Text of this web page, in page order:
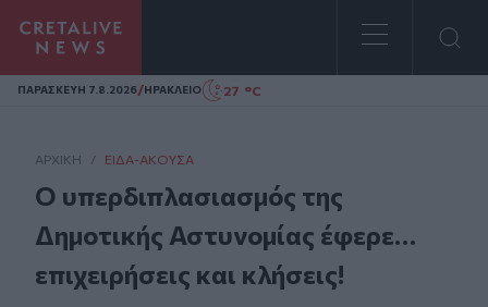
Homepage
ΠΑΡΑΣΚΕΥΗ 7.8.2026/ΗΡΑΚΛΕΙΟ 27 °C
ΑΡΧΙΚΗ / ΕΊΔΑ-ΆΚΟΥΣΑ
Ο υπερδιπλασιασμός της
Δημοτικής Αστυνομίας έφερε…
επιχειρήσεις και κλήσεις!